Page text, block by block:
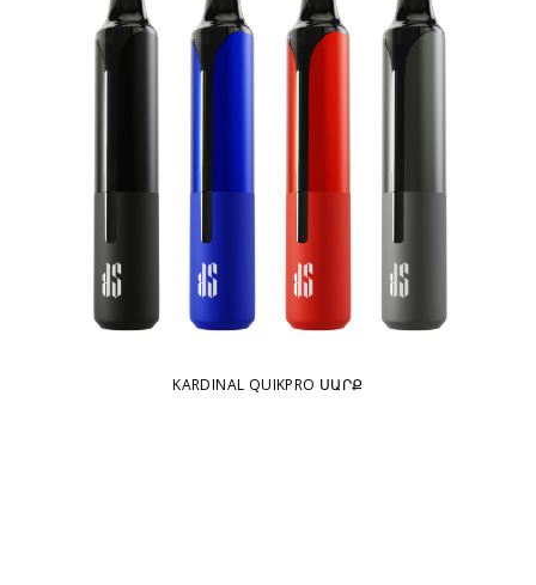
KARDINAL QUIKPRO ՍԱՐՔ